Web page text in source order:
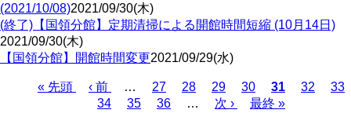
(2021/10/08)2021/09/30(木)
(終了)【国領分館】定期清掃による開館時間短縮 (10月14日)
2021/09/30(木)
【国領分館】開館時間変更2021/09/29(水)
先
« 先頭
前
ペ
‹ 前 … Page
27 Page
28 Page
29 Page
30
カ
レ
31 Page
32
33
Page
34 Page
35 Page
36 …
次
次 ›
最
最終 »